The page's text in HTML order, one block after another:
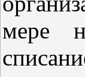
мере